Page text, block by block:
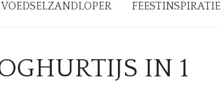
VOEDSELZANDLOPER FEESTINSPIRATIE
IN 1